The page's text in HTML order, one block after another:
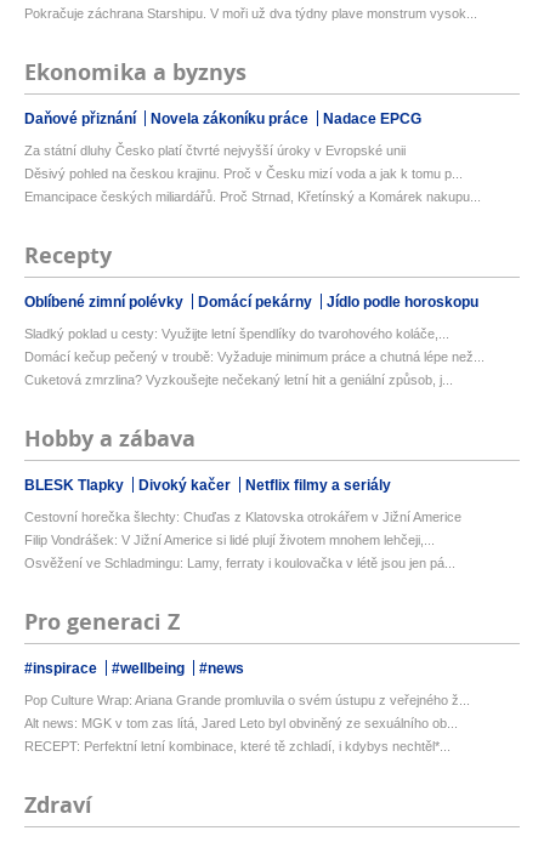
Pokračuje záchrana Starshipu. V moři už dva týdny plave monstrum vysok...
Ekonomika a byznys
Daňové přiznání Novela zákoníku práce Nadace EPCG
Za státní dluhy Česko platí čtvrté nejvyšší úroky v Evropské unii
Děsivý pohled na českou krajinu. Proč v Česku mizí voda a jak k tomu p...
Emancipace českých miliardářů. Proč Strnad, Křetínský a Komárek nakupu...
Recepty
Oblíbené zimní polévky Domácí pekárny Jídlo podle horoskopu
Sladký poklad u cesty: Využijte letní špendlíky do tvarohového koláče,...
Domácí kečup pečený v troubě: Vyžaduje minimum práce a chutná lépe než...
Cuketová zmrzlina? Vyzkoušejte nečekaný letní hit a geniální způsob, j...
Hobby a zábava
BLESK Tlapky Divoký kačer Netflix filmy a seriály
Cestovní horečka šlechty: Chuďas z Klatovska otrokářem v Jižní Americe
Filip Vondrášek: V Jižní Americe si lidé plují životem mnohem lehčeji,...
Osvěžení ve Schladmingu: Lamy, ferraty i koulovačka v létě jsou jen pá...
Pro generaci Z
#inspirace #wellbeing #news
Pop Culture Wrap: Ariana Grande promluvila o svém ústupu z veřejného ž...
Alt news: MGK v tom zas lítá, Jared Leto byl obviněný ze sexuálního ob...
RECEPT: Perfektní letní kombinace, které tě zchladí, i kdybys nechtěl*...
Zdraví